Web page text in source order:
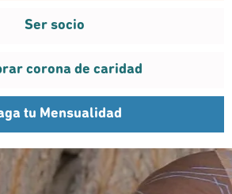
Ser socio
corona de caridad
tu Mensualidad